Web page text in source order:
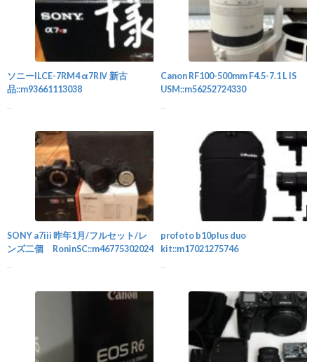
ソニーILCE-7RM4 α7RⅣ 新古
品::m93661113038
Canon RF100-500mm F4.5-7.1 L IS
USM::m56252724330
SONY a7iii 昨年1月/フルセット/レ
ンズ二個 RoninSC::m46775302024
profoto b10plus duo
kit::m17021275746